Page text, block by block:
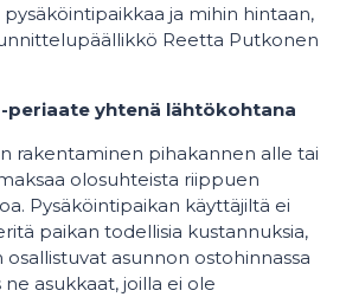
pysäköintipaikkaa ja mihin hintaan,
Reetta Putkonen
periaate yhtenä lähtökohtana
rakentaminen pihakannen alle tai
olosuhteista riippuen
Pysäköintipaikan käyttäjiltä ei
paikan todellisia kustannuksia,
osallistuvat asunnon ostohinnassa
asukkaat, joilla ei ole